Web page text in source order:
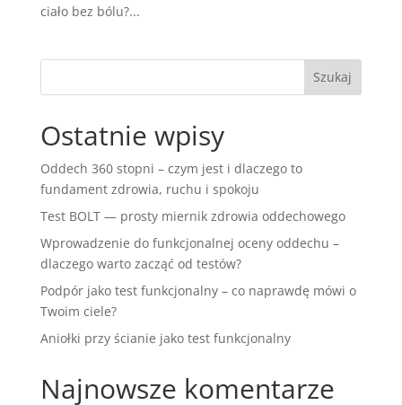
ciało bez bólu?...
Ostatnie wpisy
Oddech 360 stopni – czym jest i dlaczego to
fundament zdrowia, ruchu i spokoju
Test BOLT — prosty miernik zdrowia oddechowego
Wprowadzenie do funkcjonalnej oceny oddechu –
dlaczego warto zacząć od testów?
Podpór jako test funkcjonalny – co naprawdę mówi o
Twoim ciele?
Aniołki przy ścianie jako test funkcjonalny
Najnowsze komentarze